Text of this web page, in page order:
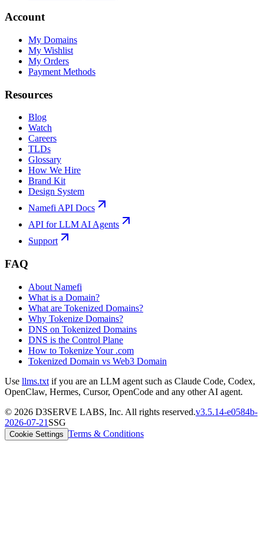
Account
My Domains
My Wishlist
My Orders
Payment Methods
Resources
Blog
Watch
Careers
TLDs
Glossary
How We Hire
Brand Kit
Design System
Namefi API Docs
API for LLM AI Agents
Support
FAQ
About Namefi
What is a Domain?
What are Tokenized Domains?
Why Tokenize Domains?
DNS on Tokenized Domains
DNS is the Control Plane
How to Tokenize Your .com
Tokenized Domain vs Web3 Domain
Use llms.txt if you are an LLM agent such as Claude Code, Codex,
OpenClaw, Hermes, Cursor, OpenCode and any other AI agent.
© 2026 D3SERVE LABS, Inc. All rights reserved.v3.5.14-e0584b-
2026-07-21 SSG
Cookie Settings Terms & Conditions